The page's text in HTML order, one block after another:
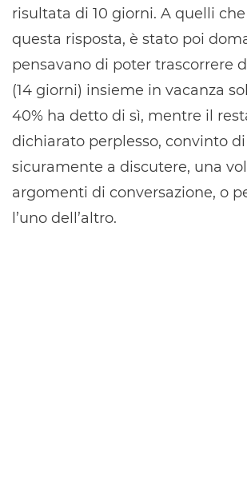
risultata di 10 giorni. A quelli
questa risposta, è stato poi
pensavano di poter trascorrere
(14 giorni) insieme in vacanza
40% ha detto di sì, mentre il
dichiarato perplesso, convinto
sicuramente a discutere, una
argomenti di conversazione, o
l’uno dell’altro.